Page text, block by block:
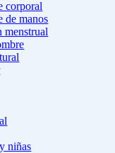
corporal
de manos
menstrual
niñas